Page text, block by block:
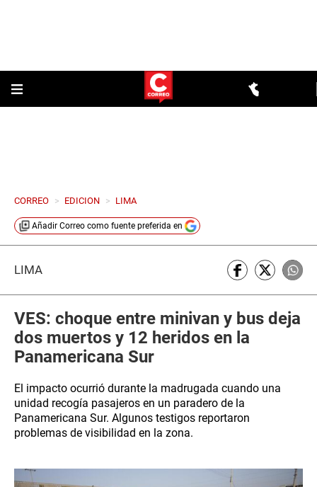
CORREO > EDICION > LIMA
Añadir Correo como fuente preferida en
LIMA
VES: choque entre minivan y bus deja
dos muertos y 12 heridos en la
Panamericana Sur
El impacto ocurrió durante la madrugada cuando una
unidad recogía pasajeros en un paradero de la
Panamericana Sur. Algunos testigos reportaron
problemas de visibilidad en la zona.